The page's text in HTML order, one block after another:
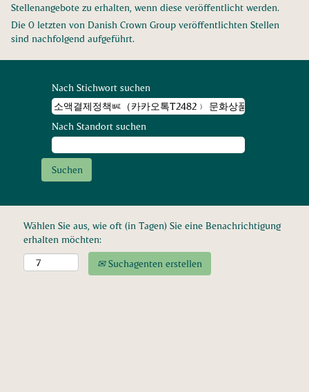
Stellenangebote zu erhalten, wenn diese veröffentlicht werden.
Die 0 letzten von Danish Crown Group veröffentlichten Stellen
sind nachfolgend aufgeführt.
Nach Stichwort suchen
Nach Standort suchen
Wählen Sie aus, wie oft (in Tagen) Sie eine Benachrichtigung
erhalten möchten:
Suchagenten erstellen